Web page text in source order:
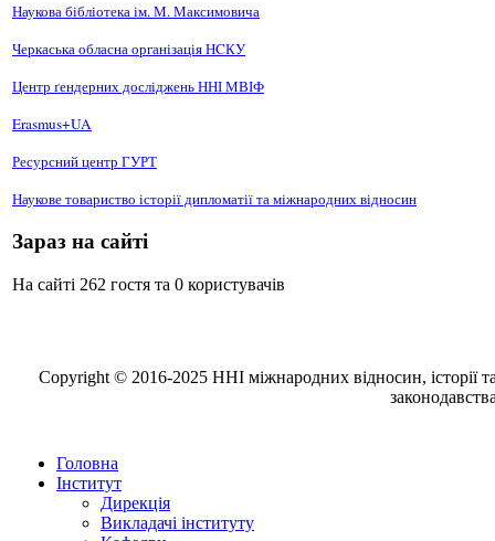
Наукова бібліотека ім. М. Максимовича
Черкаська обласна організація НCКУ
Центр ґендерних досліджень ННІ МВІФ
Erasmus+UA
Ресурсний центр ГУРТ
Наукове товариство історії дипломатії та міжнародних відносин
Зараз на сайті
На сайті 262 гостя та 0 користувачів
Copyright © 2016-2025 ННІ міжнародних відносин, історії
Головна
Інститут
Дирекція
Викладачі інституту